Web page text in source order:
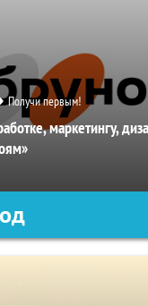
Получи первым!
маркетингу,